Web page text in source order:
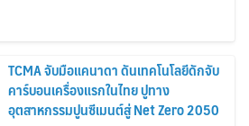
TCMA จับมือแคนาดา ดันเทคโนโลยีดักจับ
คาร์บอนเครื่องแรกในไทย ปูทาง
อุตสาหกรรมปูนซีเมนต์สู่ Net Zero 2050